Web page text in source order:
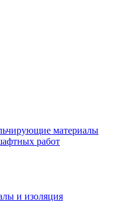
материалы
работ
и изоляция